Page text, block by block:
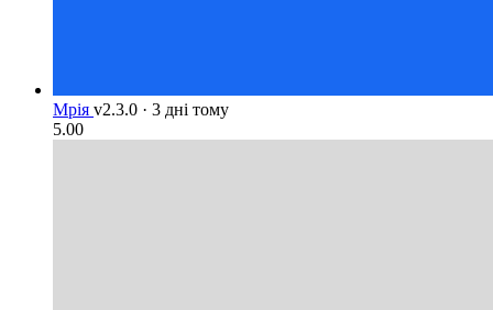
Мрія v2.3.0 · 3 дні тому
5.00